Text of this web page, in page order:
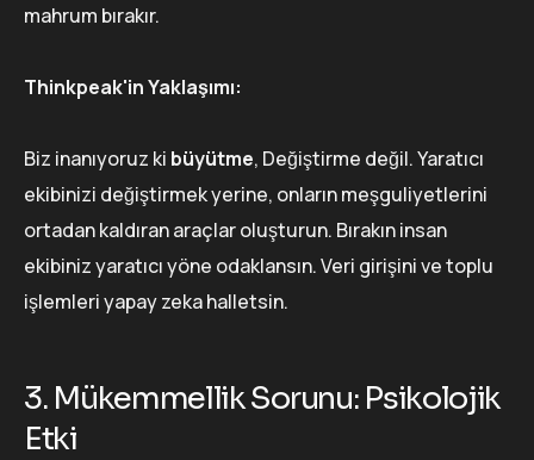
mahrum bırakır.
Thinkpeak'in Yaklaşımı:
Biz inanıyoruz ki büyütme, Değiştirme değil. Yaratıcı
ekibinizi değiştirmek yerine, onların meşguliyetlerini
ortadan kaldıran araçlar oluşturun. Bırakın insan
ekibiniz yaratıcı yöne odaklansın. Veri girişini ve toplu
işlemleri yapay zeka halletsin.
3. Mükemmellik Sorunu: Psikolojik
Etki